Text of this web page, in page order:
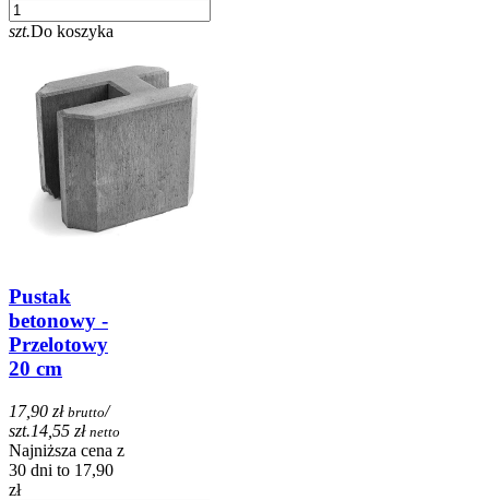
szt.Do koszyka
Pustak
betonowy -
Przelotowy
20 cm
17,90 zł brutto/
szt.14,55 zł netto
Najniższa cena z
30 dni to 17,90
zł